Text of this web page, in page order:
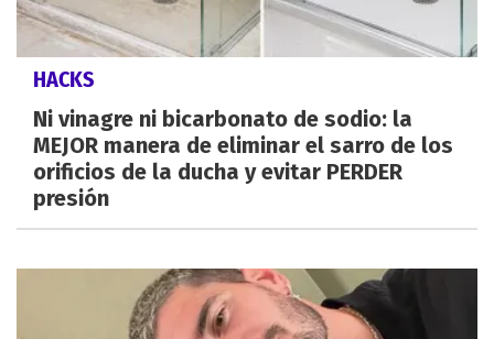
HACKS
Ni vinagre ni bicarbonato de sodio: la
MEJOR manera de eliminar el sarro de los
orificios de la ducha y evitar PERDER
presión